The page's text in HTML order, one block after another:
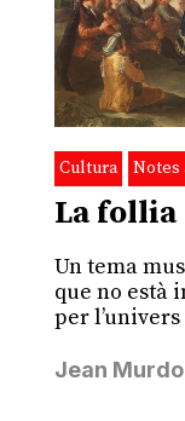
Cultura Notes
La follia
Un tema
que no està
per l’univers
Jean